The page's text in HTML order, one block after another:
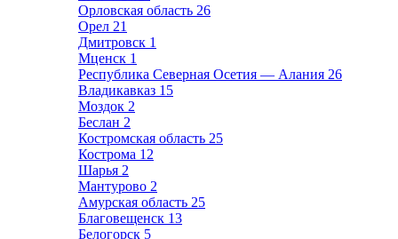
Орловская область 26
Орел 21
Дмитровск 1
Мценск 1
Республика Северная Осетия — Алания 26
Владикавказ 15
Моздок 2
Беслан 2
Костромская область 25
Кострома 12
Шарья 2
Мантурово 2
Амурская область 25
Благовещенск 13
Белогорск 5